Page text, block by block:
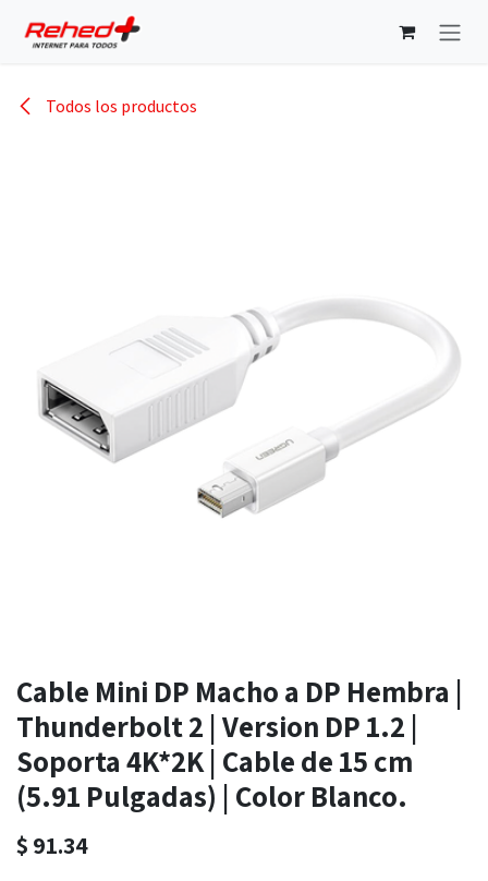
Todos los productos
Cable Mini DP Macho a DP Hembra |
Thunderbolt 2 | Version DP 1.2 |
Soporta 4K*2K | Cable de 15 cm
(5.91 Pulgadas) | Color Blanco.
$ 91.34